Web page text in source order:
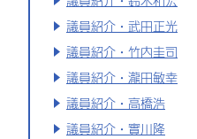
議員紹介・武田正光
議員紹介・竹内圭司
議員紹介・瀧田敏幸
議員紹介・高橋浩
議員紹介・實川隆